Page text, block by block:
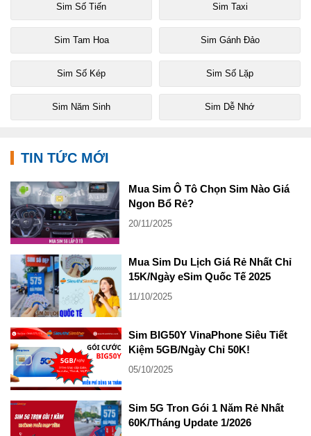
Sim Số Tiến Sim Taxi
Sim Tam Hoa Sim Gánh Đảo
Sim Số Kép Sim Số Lặp
Sim Năm Sinh Sim Dễ Nhớ
TIN TỨC MỚI
Mua Sim Ô Tô Chọn Sim Nào Giá
Ngon Bổ Rẻ?
20/11/2025
Mua Sim Du Lịch Giá Rẻ Nhất Chỉ
15K/Ngày eSim Quốc Tế 2025
11/10/2025
Sim BIG50Y VinaPhone Siêu Tiết
Kiệm 5GB/Ngày Chỉ 50K!
05/10/2025
Sim 5G Tron Gói 1 Năm Rẻ Nhất
60K/Tháng Update 1/2026